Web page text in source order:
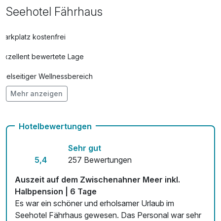
Seehotel Fährhaus
Parkplatz kostenfrei
Exzellent bewertete Lage
Vielseitiger Wellnessbereich
Hunde im Hotel nicht erlaubt
Zimmerservice verfügbar
Mit Hotelbar
Mehr anzeigen
Hotelbewertungen
5,4
Sehr gut
257 Bewertungen
Auszeit auf dem Zwischenahner Meer inkl.
Halbpension | 6 Tage
Es war ein schöner und erholsamer Urlaub im
Seehotel Fährhaus gewesen. Das Personal war sehr